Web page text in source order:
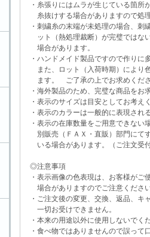
・糸張りにはムラが生じている箇所
糸抜けする場合がありますので処
・刺繍糸の末端が未処理の場合、刺
ット（熱処理裁断）が完璧ではな
場合があります。
・ハンドメイド製品ですので作りに
また、ロット（入荷時期）により
ます。 ご了承の上でお求めくだ
・海外製品のため、完璧な商品をお
・表示のサイズは目安としてお考え
・表示のカラーは一般的に表現され
・表示の在庫数量をご用意できな
別販売（ＦＡＸ・直販）部門にて
いる場合があります。（ご注文受
◎注意事項
・表示画像の色表現は、お客様がご
場合がありますのでご注意くださ
・ご注文後の変更、交換、返品、キ
一切お受けできません。
・本来の用途以外に使用しないでく
・食べ物ではありませんので誤って